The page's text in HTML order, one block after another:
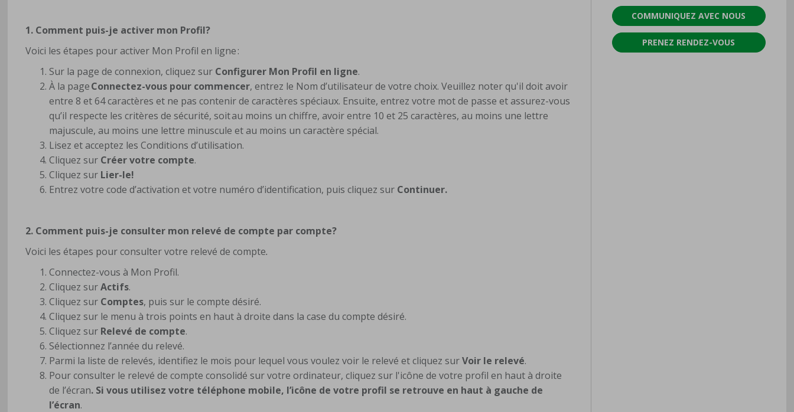
1. Comment puis-je activer mon Profil?
Voici les étapes pour activer Mon Profil en ligne :
Sur la page de connexion, cliquez sur Configurer Mon Profil en ligne.
À la pageConnectez-vous pour commencer, entrez le Nom d’utilisateur de votre choix. Veuillez noter qu'il doit avoir
entre 8 et 64 caractères et ne pas contenir de caractères spéciaux. Ensuite, entrez votre mot de passe et assurez-vous
qu’il respecte les critères de sécurité, soit au moins un chiffre, avoir entre 10 et 25 caractères, au moins une lettre
majuscule, au moins une lettre minuscule et au moins un caractère spécial.
Lisez et acceptez les Conditions d’utilisation.
Cliquez sur Créer votre compte.
Cliquez sur Lier-le!
Entrez votre code d’activation et votre numéro d’identification, puis cliquez sur Continuer.
2. Comment puis-je consulter mon relevé de compte par compte?
Voici les étapes pour consulter votre relevé de compte.
Connectez-vous à Mon Profil.
Cliquez surActifs.
Cliquez sur Comptes, puis sur le compte désiré.
Cliquez sur le menu à trois points en haut à droite dans la case du compte désiré.
Cliquez sur Relevé de compte.
Sélectionnez l’année du relevé.
Parmi la liste de relevés, identifiez le mois pour lequel vous voulez voir le relevé et cliquez surVoir le relevé.
Pour consulter le relevé de compte consolidé sur votre ordinateur, cliquez sur l'icône de votre profil en haut à droite
de l’écran. Si vous utilisez votre téléphone mobile, l’icône de votre profil se retrouve en haut à gauche de
l’écran.
COMMUNIQUEZ AVEC NOUS
PRENEZ RENDEZ-VOUS